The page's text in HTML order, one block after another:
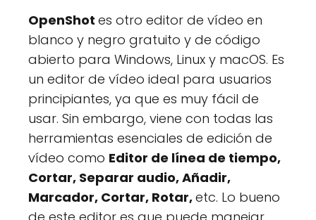
OpenShot es otro editor de vídeo en
blanco y negro gratuito y de código
abierto para Windows, Linux y macOS. Es
un editor de vídeo ideal para usuarios
principiantes, ya que es muy fácil de
usar. Sin embargo, viene con todas las
herramientas esenciales de edición de
vídeo como Editor de línea de tiempo,
Cortar, Separar audio, Añadir,
Marcador, Cortar, Rotar,etc. Lo bueno